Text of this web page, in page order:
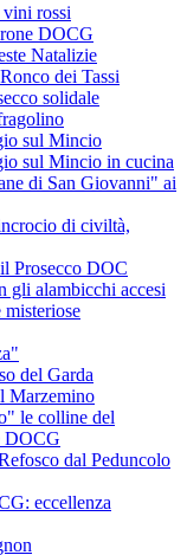
rossi
DOCG
Natalizie
dei Tassi
solidale
sul Mincio
sul Mincio in cucina
di San Giovanni" ai
di civiltà,
Prosecco DOC
gli alambicchi accesi
del Garda
Marzemino
le colline del
DOCG
dal Peduncolo
eccellenza